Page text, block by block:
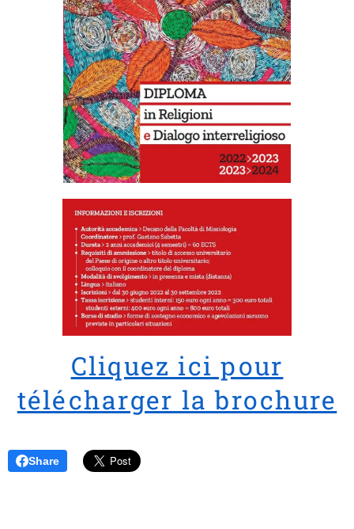
Cliquez ici pour
télécharger la brochure
Share